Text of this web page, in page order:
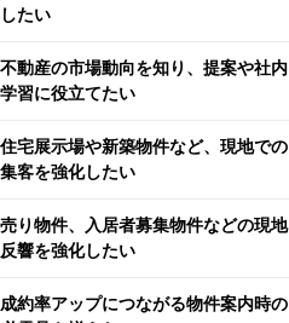
したい
不動産の市場動向を知り、提案や社内
学習に役立てたい
住宅展示場や新築物件など、現地での
集客を強化したい
売り物件、入居者募集物件などの現地
反響を強化したい
成約率アップにつながる物件案内時の